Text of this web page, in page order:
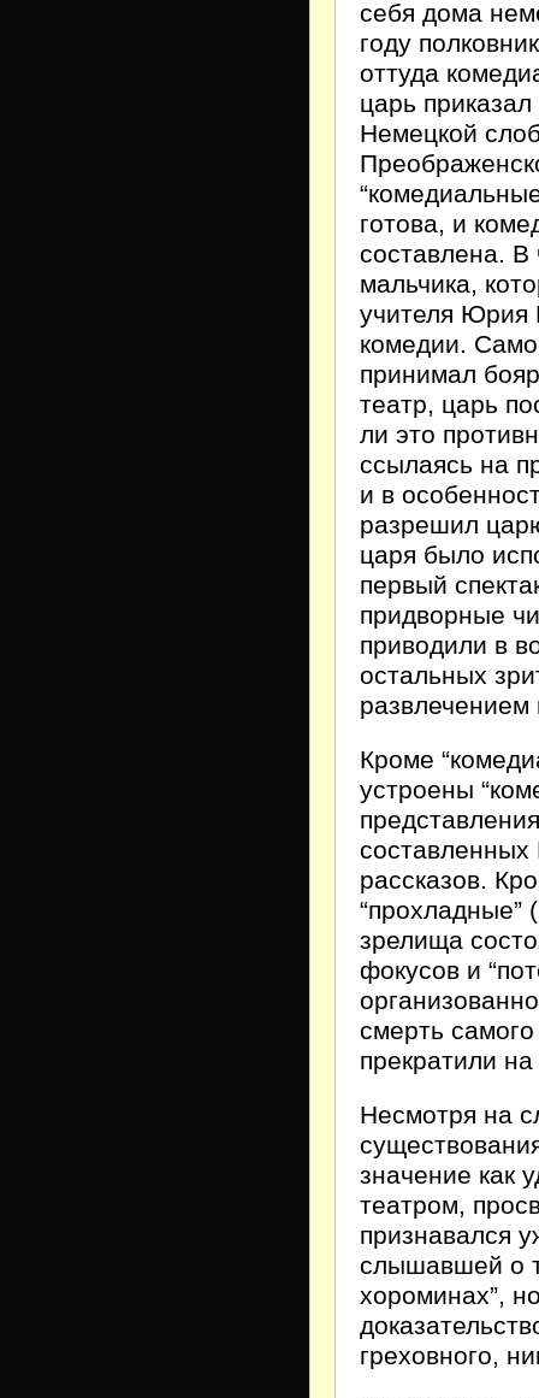
себя дома
году
оттуда
царь
Немецкой
готова, и
составлена.
мальчика,
учителя Юрия
комедии.
принимал
театр, царь
ли это
ссылаясь на
и в
разрешил
царя было
первый
придворные
приводили в
остальных
развлечением
Кроме
устроены
составленных
рассказов.
“прохладные”
зрелища
фокусов и
смерть
прекратили
Несмотря на
значение как
театром,
признавался
слышавшей о
хороминах”,
греховного,